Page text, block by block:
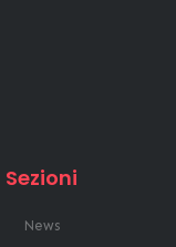
Sezioni
News